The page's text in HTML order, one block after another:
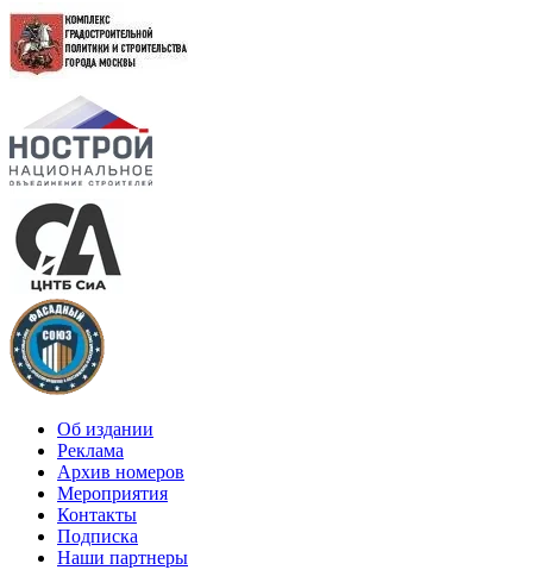
Об издании
Реклама
Архив номеров
Мероприятия
Контакты
Подписка
Наши партнеры